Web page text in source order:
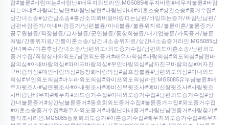
람#불륜#바람피는#바람난#배우자외도라인:MG5085배우자바람#배우자불륜#바람
피는아내#바람피는남편#바람난남편#바람난아내#이혼소송#상간소송#증거수집#
상간녀소송#상간남소송#흥신소의뢰비용바람피는남편/바람피는증거/바람난남편/
남편바람증거/아내바람증거/남편불륜/아내불륜/불륜위자료/불륜이혼/불륜증거/
공무원불륜/직장불륜/교사불륜/군인불륜/동창회불륜/대기업불륜/카톡증거/불륜
처벌/간통위자료/간통이혼소송/상간녀소송위자료/상간녀소송증거라인:MG5085상
간녀복수/이혼후상간녀소송/남편외도/외도증거수집/남편외도이혼소송/남편외도
증거수집/직장상사와외도/남편외도증거#배우자의심#바람의심#외도의심#남편바
람의심#아내바람의심#와이프바람의심#부인바람의심#남자친구바람의심#여자친
구바람의심#애인바람의심#동창회바람의심#골프장불륜#남편외도의심#아내외도
의심#부인외도의심#마누라외도의심#와이프외도의심라인:MG5085유부남불륜#배
우자뒷조사#남편뒷조사#아내뒷조사#예비신부뒷조사#예비신랑뒷조사#사람뒷조
사바람난배우자#배우자#외도증거수집#아내외도증거수집#남편외도증거수집#상
간녀불륜증거#상간남불륜증거#동호회외도증거수집#불륜증거수집#외도증거수집
#이혼소송증거수집#배우자외도증거#바람난아내증거#바람난남편증거#사람찾기#
행적조사라인:MG5085동호회외도증거#이혼증거수집#배우자외도증거수집#배우자